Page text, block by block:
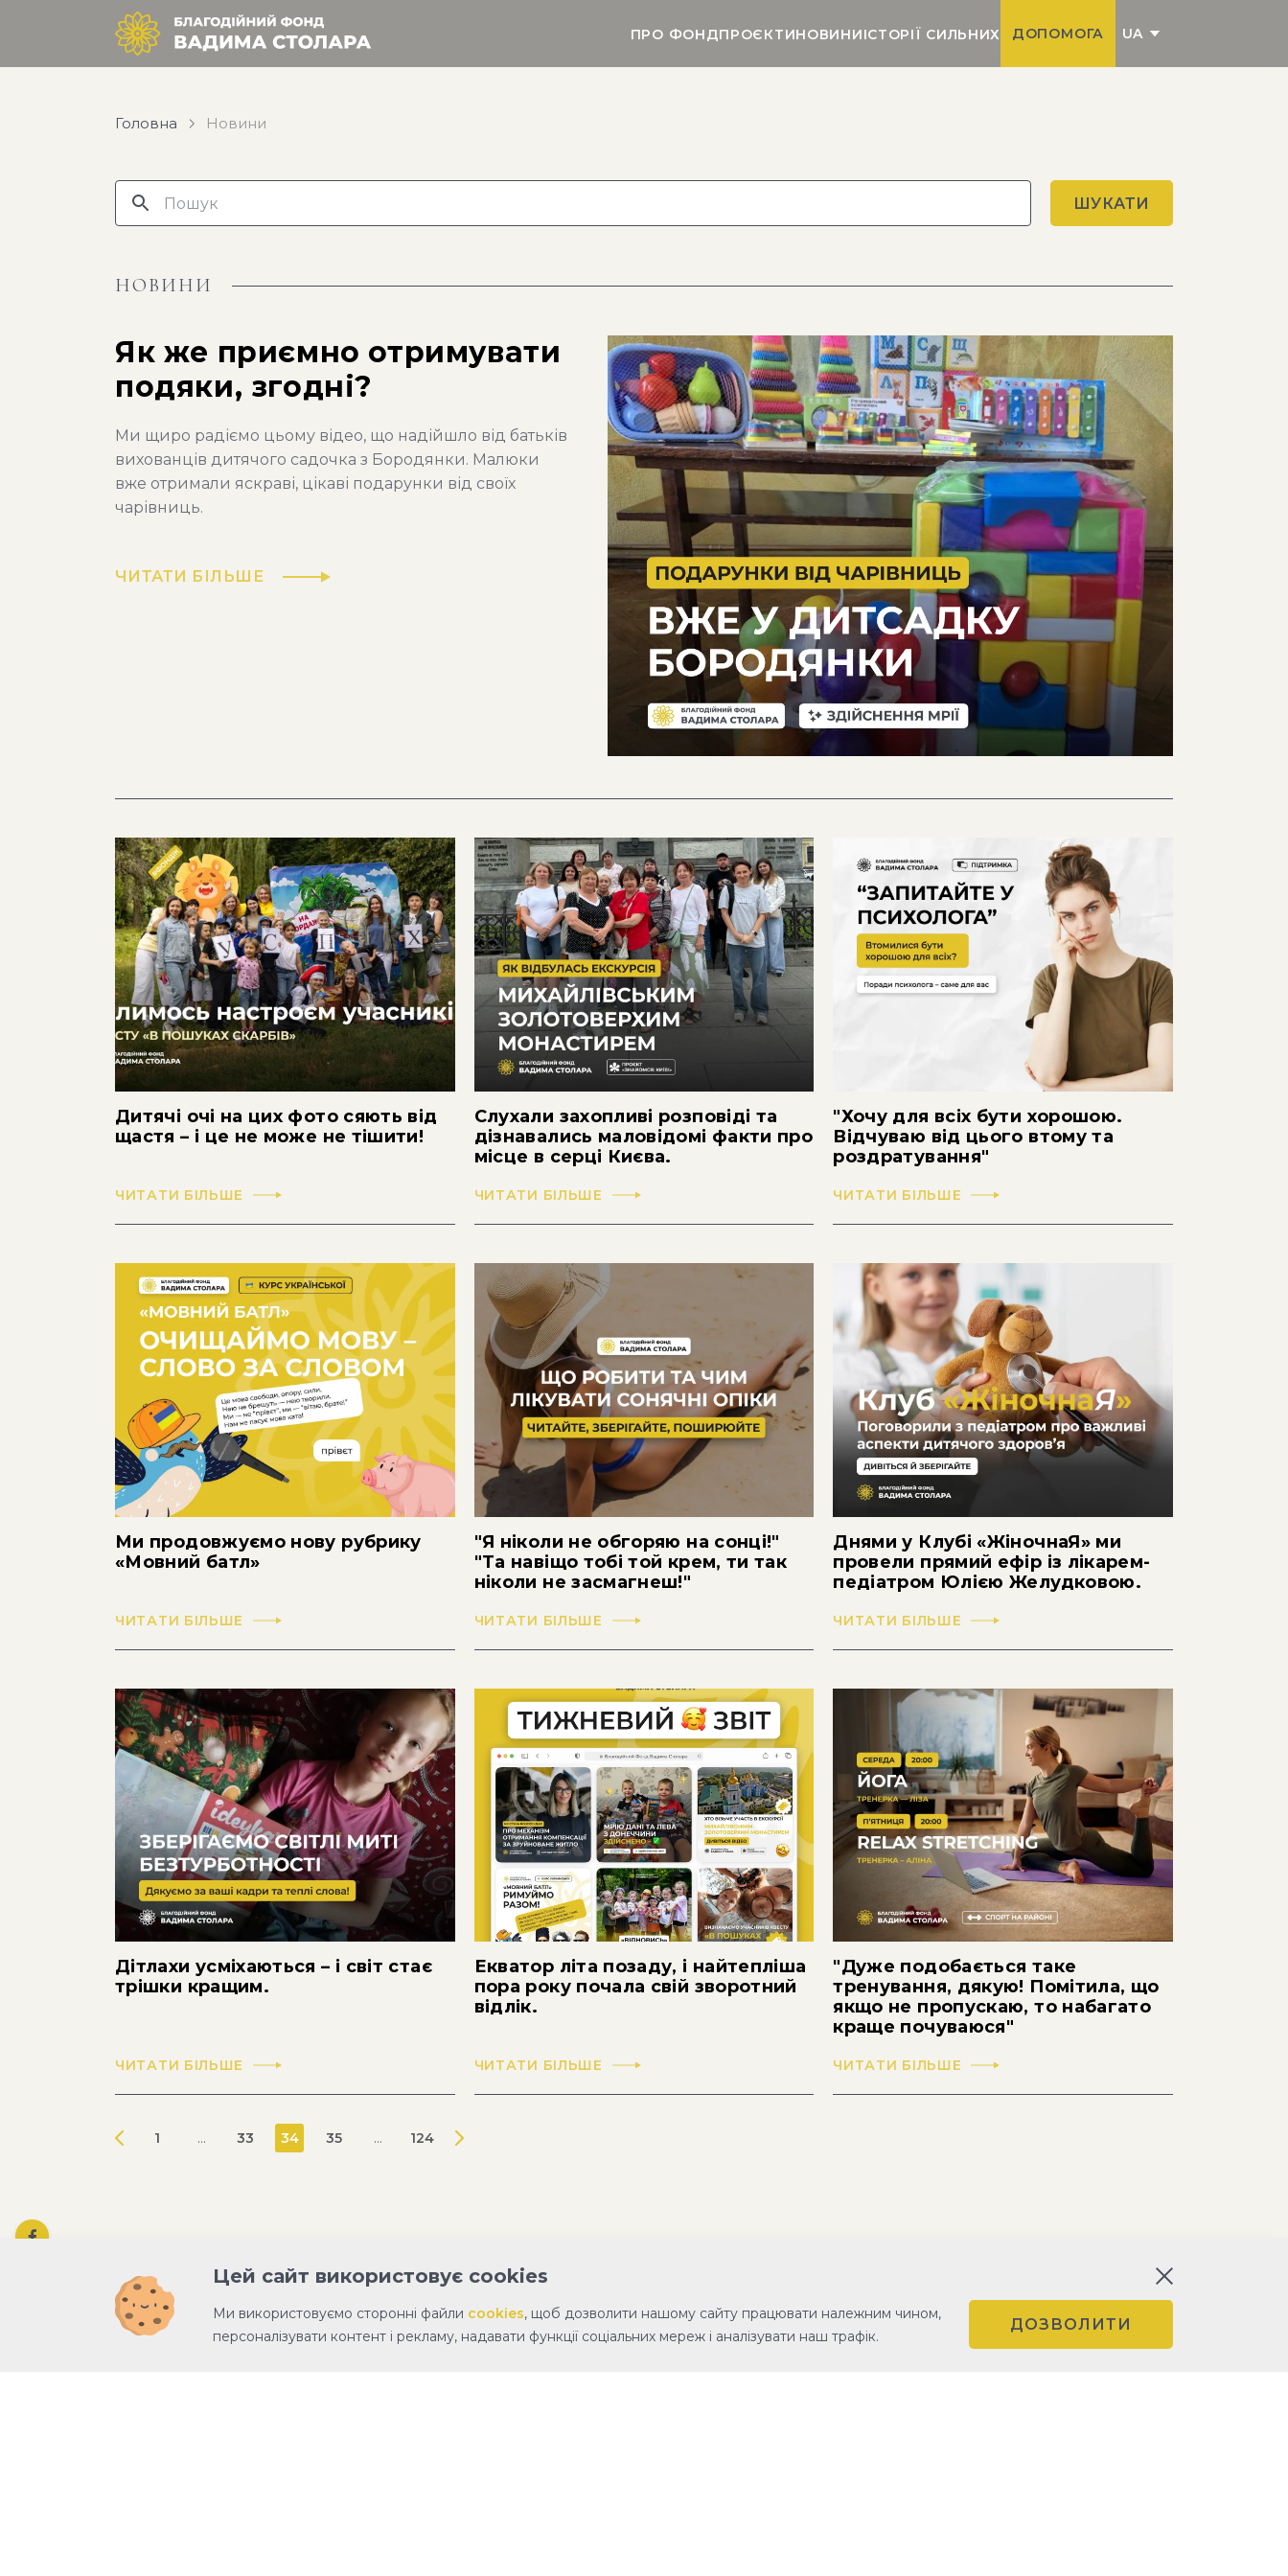
ПРО ФОНДПРОЄКТИНОВИНИІСТОРІЇ СИЛЬНИХ ДОПОМОГА UA
Головна Новини
ШУКАТИ
НОВИНИ
Як же приємно отримувати
подяки, згодні?
Ми щиро радіємо цьому відео, що надійшло від батьків
вихованців дитячого садочка з Бородянки. Малюки
вже отримали яскраві, цікаві подарунки від своїх
чарівниць.
ЧИТАТИ БІЛЬШЕ
Дитячі очі на цих фото сяють від
щастя – і це не може не тішити!
ЧИТАТИ БІЛЬШЕ
Слухали захопливі розповіді та
дізнавались маловідомі факти про
місце в серці Києва.
ЧИТАТИ БІЛЬШЕ
"Хочу для всіх бути хорошою.
Відчуваю від цього втому та
роздратування"
ЧИТАТИ БІЛЬШЕ
Ми продовжуємо нову рубрику
«Мовний батл»
ЧИТАТИ БІЛЬШЕ
"Я ніколи не обгоряю на сонці!"
"Та навіщо тобі той крем, ти так
ніколи не засмагнеш!"
ЧИТАТИ БІЛЬШЕ
Днями у Клубі «ЖіночнаЯ» ми
провели прямий ефір із лікарем-
педіатром Юлією Желудковою.
ЧИТАТИ БІЛЬШЕ
Дітлахи усміхаються – і світ стає
трішки кращим.
ЧИТАТИ БІЛЬШЕ
Екватор літа позаду, і найтепліша
пора року почала свій зворотний
відлік.
ЧИТАТИ БІЛЬШЕ
"Дуже подобається таке
тренування, дякую! Помітила, що
якщо не пропускаю, то набагато
краще почуваюся"
ЧИТАТИ БІЛЬШЕ
1 ... 33 34 35 ... 124
Цей сайт використовує cookies
Ми використовуємо сторонні файли cookies, щоб дозволити нашому сайту працювати належним чином,
персоналізувати контент і рекламу, надавати функції соціальних мереж і аналізувати наш трафік.
ДОЗВОЛИТИ